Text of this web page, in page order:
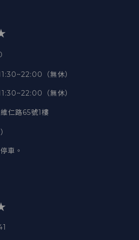
（無休）
（無休）
仁路65號1樓
車。